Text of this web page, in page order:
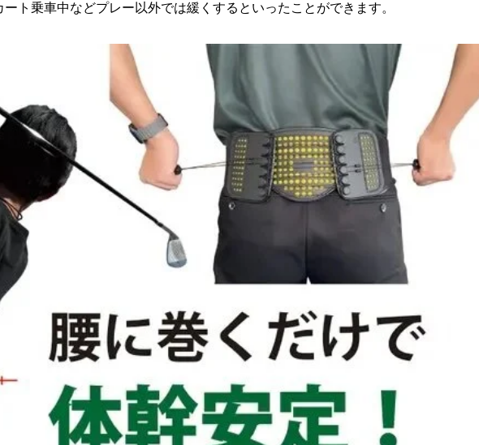
ト乗車中などプレー以外では緩くするといったことができます。